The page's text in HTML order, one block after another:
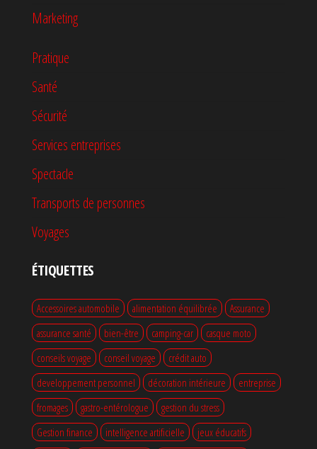
Marketing
Pratique
Santé
Sécurité
Services entreprises
Spectacle
Transports de personnes
Voyages
ÉTIQUETTES
Accessoires automobile alimentation équilibrée
Assurance
assurance santé
bien-être camping-car
casque moto
conseils voyage
conseil voyage
crédit auto
developpement personnel
décoration intérieure
entreprise
fromages
gastro-entérologue
gestion du stress
Gestion finance
intelligence artificielle
jeux éducatifs